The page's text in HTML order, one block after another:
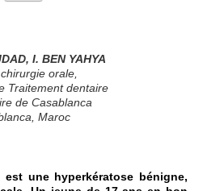
I. BEN YAHYA
orale,
Traitement dentaire
de Casablanca
Maroc
une hyperkératose bénigne,